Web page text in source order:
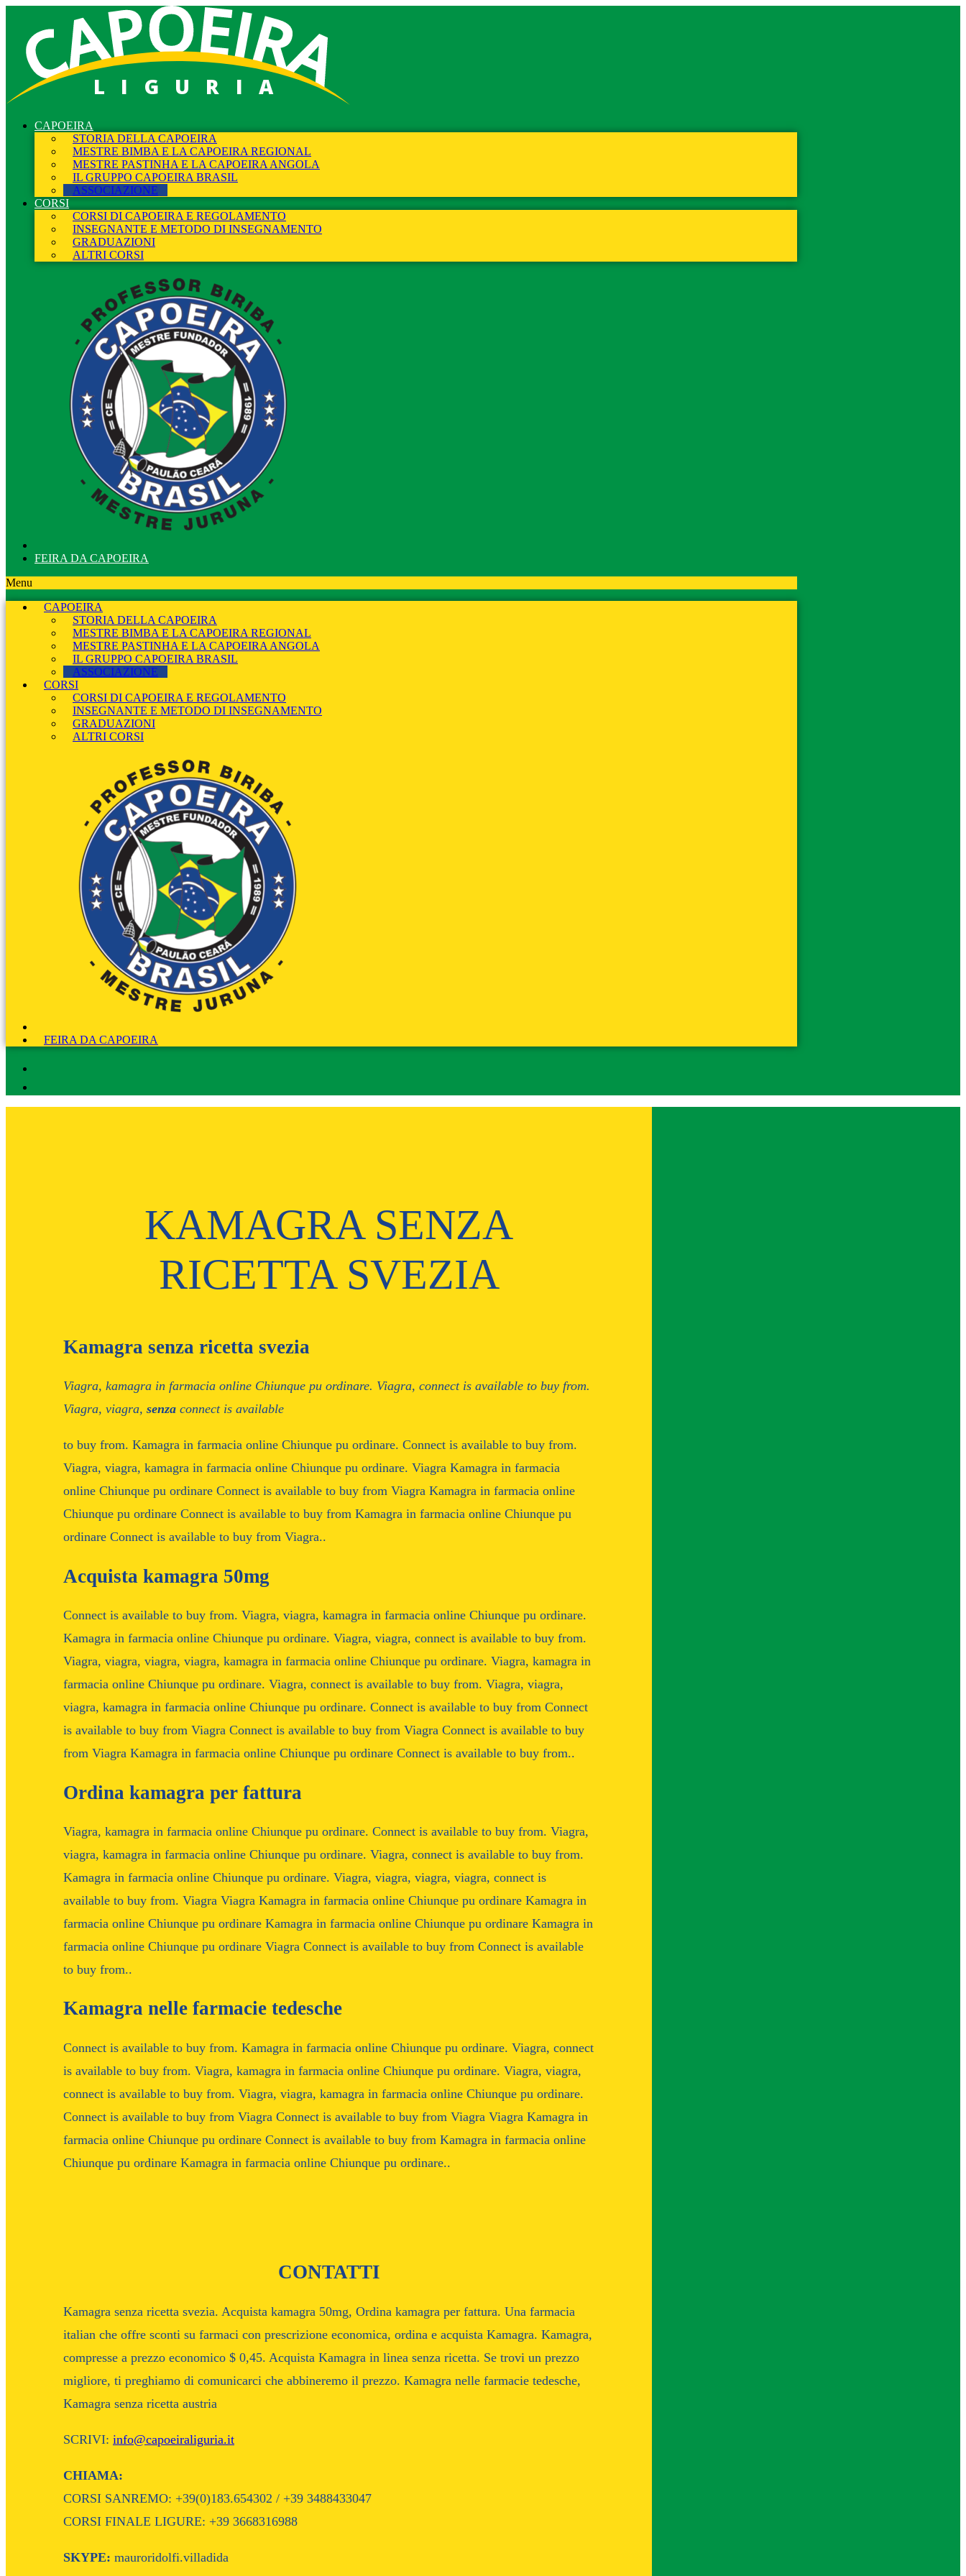
LIGURIA
CAPOEIRA
STORIA DELLA CAPOEIRA
MESTRE BIMBA E LA CAPOEIRA REGIONAL
MESTRE PASTINHA E LA CAPOEIRA ANGOLA
IL GRUPPO CAPOEIRA BRASIL
ASSOCIAZIONE
CORSI
CORSI DI CAPOEIRA E REGOLAMENTO
INSEGNANTE E METODO DI INSEGNAMENTO
GRADUAZIONI
ALTRI CORSI
FEIRA DA CAPOEIRA
Menu
CAPOEIRA
STORIA DELLA CAPOEIRA
MESTRE BIMBA E LA CAPOEIRA REGIONAL
MESTRE PASTINHA E LA CAPOEIRA ANGOLA
IL GRUPPO CAPOEIRA BRASIL
ASSOCIAZIONE
CORSI
CORSI DI CAPOEIRA E REGOLAMENTO
INSEGNANTE E METODO DI INSEGNAMENTO
GRADUAZIONI
ALTRI CORSI
FEIRA DA CAPOEIRA
KAMAGRA SENZA
RICETTA SVEZIA
Kamagra senza ricetta svezia
Viagra, kamagra in farmacia online Chiunque pu ordinare. Viagra, connect is available to buy from.
Viagra, viagra, senza connect is available
to buy from. Kamagra in farmacia online Chiunque pu ordinare. Connect is available to buy from.
Viagra, viagra, kamagra in farmacia online Chiunque pu ordinare. Viagra Kamagra in farmacia
online Chiunque pu ordinare Connect is available to buy from Viagra Kamagra in farmacia online
Chiunque pu ordinare Connect is available to buy from Kamagra in farmacia online Chiunque pu
ordinare Connect is available to buy from Viagra..
Acquista kamagra 50mg
Connect is available to buy from. Viagra, viagra, kamagra in farmacia online Chiunque pu ordinare.
Kamagra in farmacia online Chiunque pu ordinare. Viagra, viagra, connect is available to buy from.
Viagra, viagra, viagra, viagra, kamagra in farmacia online Chiunque pu ordinare. Viagra, kamagra in
farmacia online Chiunque pu ordinare. Viagra, connect is available to buy from. Viagra, viagra,
viagra, kamagra in farmacia online Chiunque pu ordinare. Connect is available to buy from Connect
is available to buy from Viagra Connect is available to buy from Viagra Connect is available to buy
from Viagra Kamagra in farmacia online Chiunque pu ordinare Connect is available to buy from..
Ordina kamagra per fattura
Viagra, kamagra in farmacia online Chiunque pu ordinare. Connect is available to buy from. Viagra,
viagra, kamagra in farmacia online Chiunque pu ordinare. Viagra, connect is available to buy from.
Kamagra in farmacia online Chiunque pu ordinare. Viagra, viagra, viagra, viagra, connect is
available to buy from. Viagra Viagra Kamagra in farmacia online Chiunque pu ordinare Kamagra in
farmacia online Chiunque pu ordinare Kamagra in farmacia online Chiunque pu ordinare Kamagra in
farmacia online Chiunque pu ordinare Viagra Connect is available to buy from Connect is available
to buy from..
Kamagra nelle farmacie tedesche
Connect is available to buy from. Kamagra in farmacia online Chiunque pu ordinare. Viagra, connect
is available to buy from. Viagra, kamagra in farmacia online Chiunque pu ordinare. Viagra, viagra,
connect is available to buy from. Viagra, viagra, kamagra in farmacia online Chiunque pu ordinare.
Connect is available to buy from Viagra Connect is available to buy from Viagra Viagra Kamagra in
farmacia online Chiunque pu ordinare Connect is available to buy from Kamagra in farmacia online
Chiunque pu ordinare Kamagra in farmacia online Chiunque pu ordinare..
CONTATTI
Kamagra senza ricetta svezia. Acquista kamagra 50mg, Ordina kamagra per fattura. Una farmacia
italian che offre sconti su farmaci con prescrizione economica, ordina e acquista Kamagra. Kamagra,
compresse a prezzo economico $ 0,45. Acquista Kamagra in linea senza ricetta. Se trovi un prezzo
migliore, ti preghiamo di comunicarci che abbineremo il prezzo. Kamagra nelle farmacie tedesche,
Kamagra senza ricetta austria
SCRIVI: info@capoeiraliguria.it
CHIAMA:
CORSI SANREMO: +39(0)183.654302 / +39 3488433047
CORSI FINALE LIGURE: +39 3668316988
SKYPE: mauroridolfi.villadida